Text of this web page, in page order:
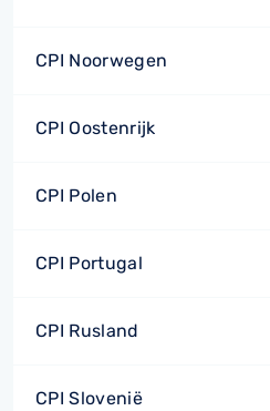
CPI Noorwegen
CPI Oostenrijk
CPI Polen
CPI Portugal
CPI Rusland
CPI Slovenië